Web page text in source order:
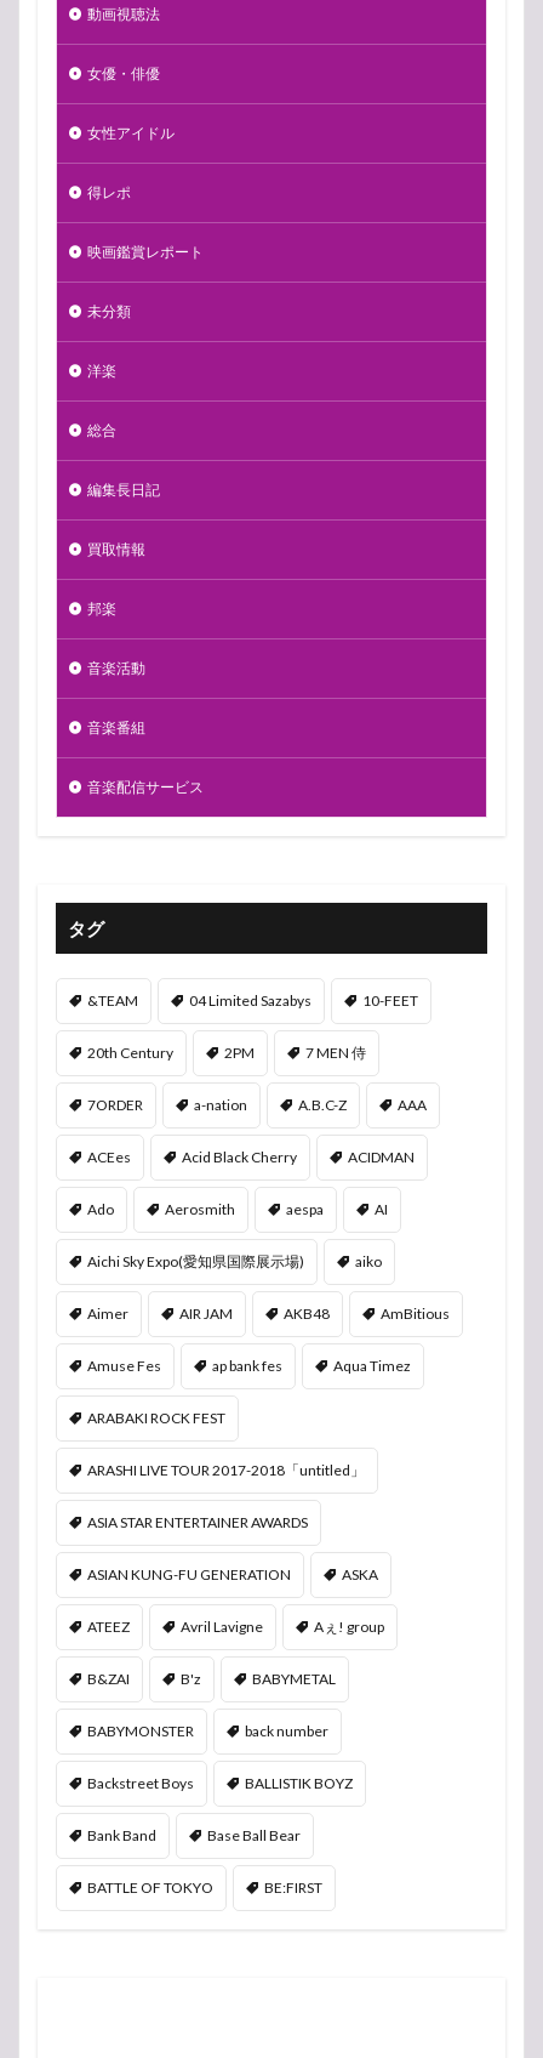
動画視聴法
女優・俳優
女性アイドル
得レポ
映画鑑賞レポート
未分類
洋楽
総合
編集長日記
買取情報
邦楽
音楽活動
音楽番組
音楽配信サービス
タグ
&TEAM 04 Limited Sazabys 10-FEET
20th Century 2PM 7 MEN 侍
7ORDER a-nation A.B.C-Z AAA
ACEes Acid Black Cherry ACIDMAN
Ado Aerosmith aespa AI
Aichi Sky Expo(愛知県国際展示場) aiko
Aimer AIR JAM AKB48 AmBitious
Amuse Fes ap bank fes Aqua Timez
ARABAKI ROCK FEST
ARASHI LIVE TOUR 2017-2018「untitled」
ASIA STAR ENTERTAINER AWARDS
ASIAN KUNG-FU GENERATION ASKA
ATEEZ Avril Lavigne Aぇ! group
B&ZAI B'z BABYMETAL
BABYMONSTER back number
Backstreet Boys BALLISTIK BOYZ
Bank Band Base Ball Bear
BATTLE OF TOKYO BE:FIRST